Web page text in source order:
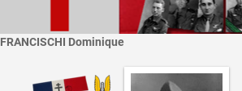
FRANCISCHI Dominique